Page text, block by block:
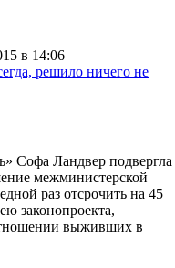
в 14:06
решило ничего не
Софа Ландвер подвергла
межминистерской
раз отсрочить на 45
законопроекта,
выживших в